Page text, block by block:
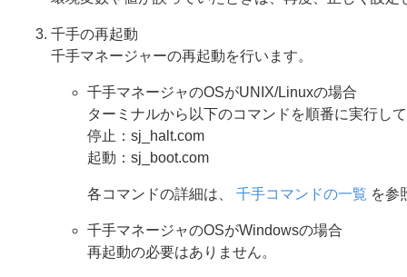
千手の再起動
千手マネージャーの再起動を行います。
千手マネージャのOSがUNIX/Linuxの場合
ターミナルから以下のコマンドを順番に実行し
停止：sj_halt.com
起動：sj_boot.com
各コマンドの詳細は、 千手コマンドの一覧 を参
千手マネージャのOSがWindowsの場合
再起動の必要はありません。